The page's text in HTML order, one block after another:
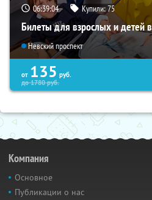
06:39:03 Купили:75
Билеты для взрослых и детей
Невский проспект
от 135 руб.
до1780руб.
Компания
Основное
Публикации о нас